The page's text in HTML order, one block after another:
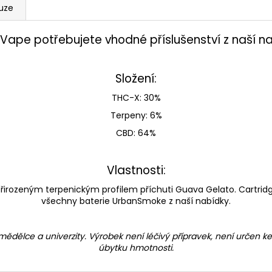
potřebujete vhodné příslušenství z naší
Složení:
THC-X: 30%
Terpeny: 6%
CBD: 64%
Vlastnosti:
terpenickým profilem příchuti Guava Gelato.
všechny baterie UrbanSmoke z naší nabídky.
a univerzity. Výrobek není léčivý přípravek, není určen
úbytku hmotnosti.